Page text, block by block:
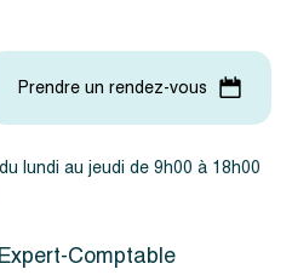
lundi au jeudi de 9h00 à 18h00
Prendre un rendez-vous
Expert-Comptable